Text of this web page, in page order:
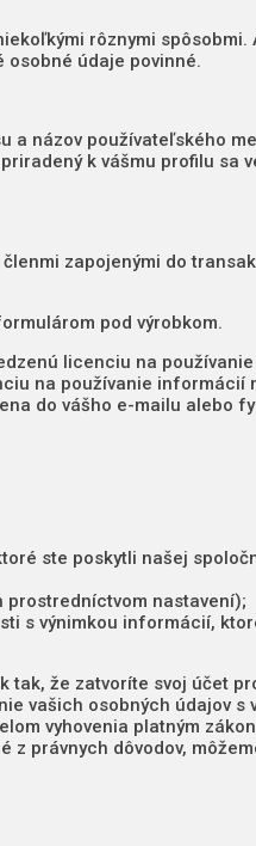
rôznymi spôsobmi.
údaje povinné.
názov používateľského
k vášmu profilu sa
zapojenými do
pod výrobkom.
licenciu na
na používanie informácií
do vášho e-mailu alebo
ste poskytli našej
prostredníctvom nastavení);
s výnimkou informácií,
tak, že zatvoríte svoj účet
vašich osobných údajov
vyhovenia platným
právnych dôvodov,